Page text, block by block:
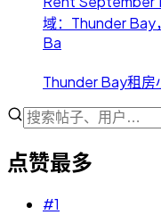
域：Thunder
Ba
Thunder Bay租房
点赞最多
#1